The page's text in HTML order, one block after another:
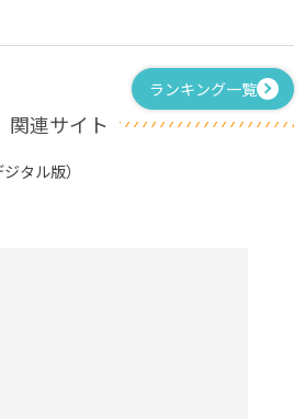
ランキング一覧
関連サイト
タル版）